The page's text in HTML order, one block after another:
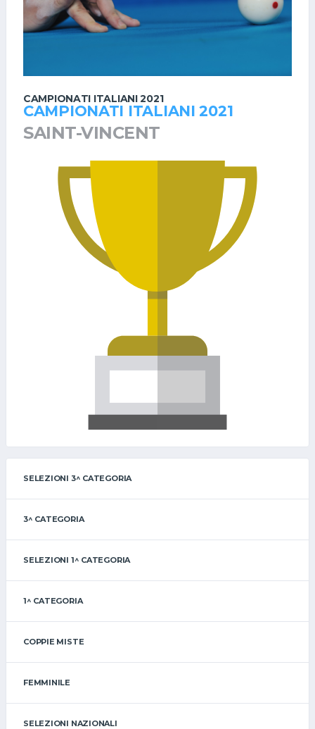
CAMPIONATI ITALIANI 2021
CAMPIONATI ITALIANI 2021
SAINT-VINCENT
SELEZIONI 3^ CATEGORIA
3^ CATEGORIA
SELEZIONI 1^ CATEGORIA
1^ CATEGORIA
COPPIE MISTE
FEMMINILE
SELEZIONI NAZIONALI